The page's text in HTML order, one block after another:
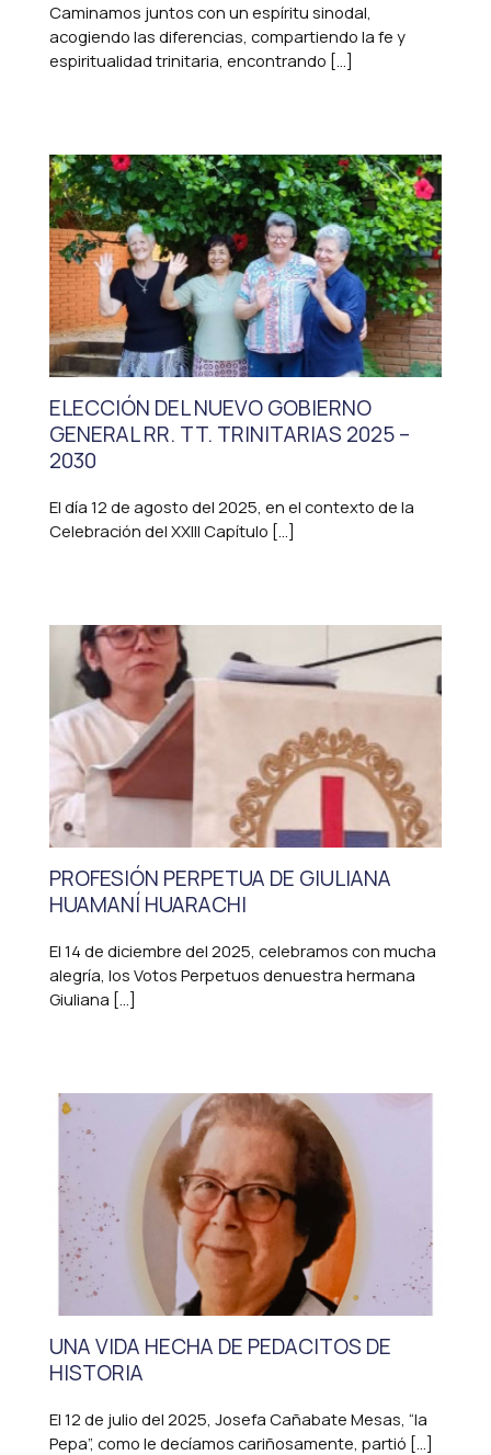
Caminamos juntos con un espíritu sinodal,
acogiendo las diferencias, compartiendo la fe y
espiritualidad trinitaria, encontrando […]
ELECCIÓN DEL NUEVO GOBIERNO
GENERAL RR. TT. TRINITARIAS 2025 –
2030
El día 12 de agosto del 2025, en el contexto de la
Celebración del XXIII Capítulo […]
PROFESIÓN PERPETUA DE GIULIANA
HUAMANÍ HUARACHI
El 14 de diciembre del 2025, celebramos con mucha
alegría, los Votos Perpetuos denuestra hermana
Giuliana […]
UNA VIDA HECHA DE PEDACITOS DE
HISTORIA
El 12 de julio del 2025, Josefa Cañabate Mesas, “la
Pepa”, como le decíamos cariñosamente, partió […]